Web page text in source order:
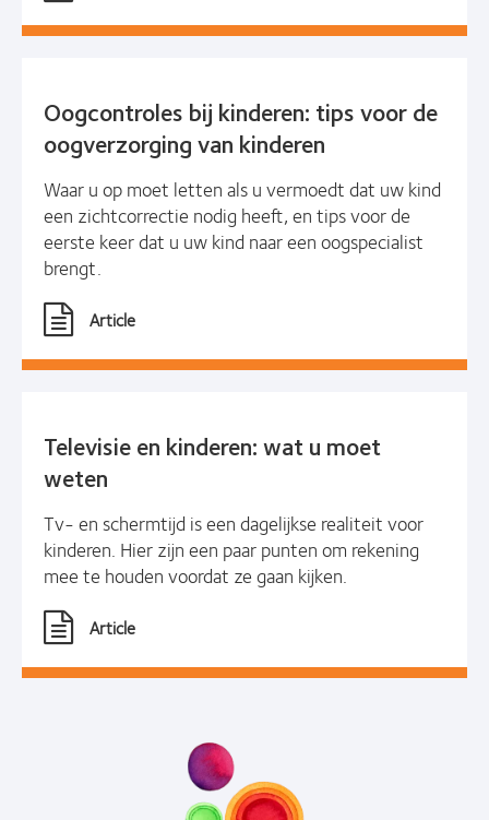
Oogcontroles bij kinderen: tips voor de
oogverzorging van kinderen
Waar u op moet letten als u vermoedt dat uw kind
een zichtcorrectie nodig heeft, en tips voor de
eerste keer dat u uw kind naar een oogspecialist
brengt.
Article
Televisie en kinderen: wat u moet
weten
Tv- en schermtijd is een dagelijkse realiteit voor
kinderen. Hier zijn een paar punten om rekening
mee te houden voordat ze gaan kijken.
Article